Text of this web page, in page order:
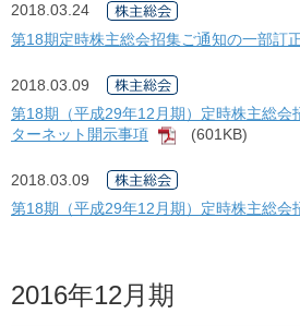
2018.03.24
第18期定時株主総会招集ご通知の一部訂
2018.03.09
第18期（平成29年12月期）定時株主総会
ターネット開示事項
[PDF]
(601KB)
2018.03.09
第18期（平成29年12月期）定時株主総会
2016年12月期